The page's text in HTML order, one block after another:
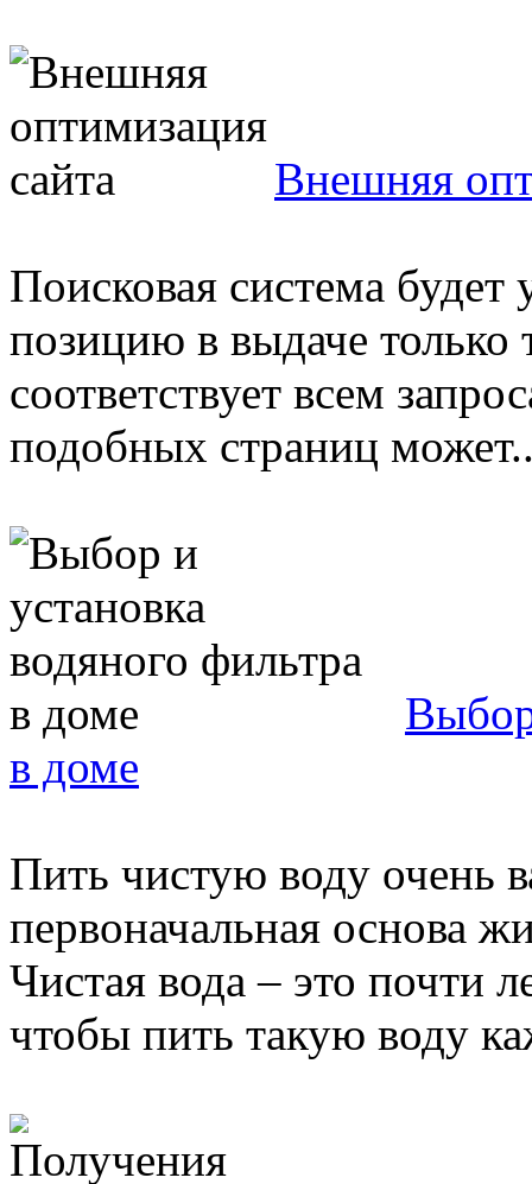
Внешняя
Поисковая система будет
позицию в выдаче только
соответствует всем
подобных страниц
в доме
Пить чистую воду очень
первоначальная основа
Чистая вода – это почти
чтобы пить такую воду